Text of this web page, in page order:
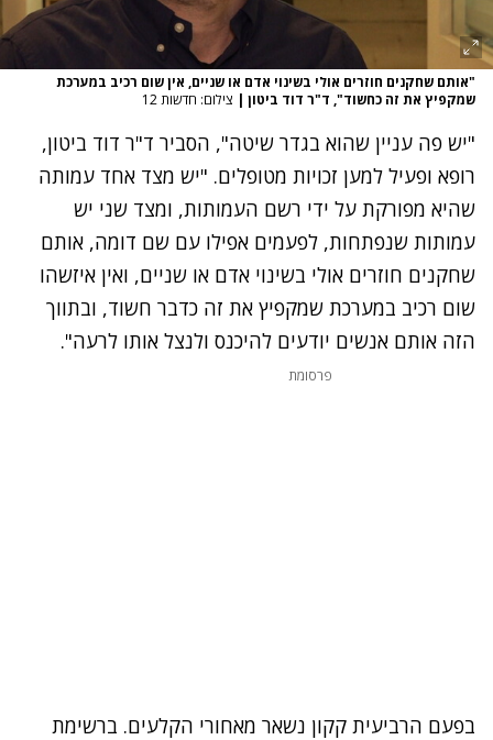
"אותם שחקנים חוזרים אולי בשינוי אדם או שניים, אין שום רכיב במערכת
שמקפיץ את זה כחשוד", ד"ר דוד ביטון | צילום: חדשות 12
"יש פה עניין שהוא בגדר שיטה", הסביר ד"ר דוד ביטון,
רופא ופעיל למען זכויות מטופלים. "יש מצד אחד עמותה
שהיא מפורקת על ידי רשם העמותות, ומצד שני יש
עמותות שנפתחות, לפעמים אפילו עם שם דומה, אותם
שחקנים חוזרים אולי בשינוי אדם או שניים, ואין איזשהו
שום רכיב במערכת שמקפיץ את זה כדבר חשוד, ובתווך
הזה אותם אנשים יודעים להיכנס ולנצל אותו לרעה".
פרסומת
בפעם הרביעית קקון נשאר מאחורי הקלעים. ברשימת